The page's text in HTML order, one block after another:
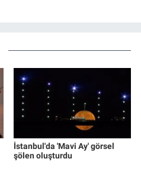
İstanbul'da 'Mavi Ay' görsel
şölen oluşturdu